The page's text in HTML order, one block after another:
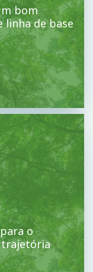
bom
linha de base
onde
a trajetória.
o
trajetória
onde são
para o